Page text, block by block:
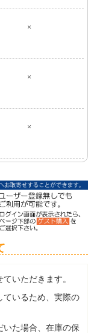
×
×
×
いただきます。
ているため、実際の
いた場合、在庫の保